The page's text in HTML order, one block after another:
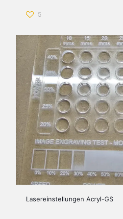
5
Lasereinstellungen Acryl-GS